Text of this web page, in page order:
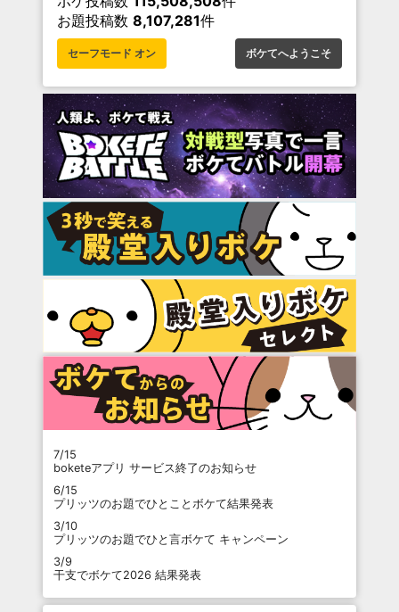
お題投稿数 8,107,281件
セーフモード オン ボケてへようこそ
7/15
boketeアプリ サービス終了のお知らせ
6/15
プリッツのお題でひとことボケて結果発表
3/10
プリッツのお題でひと言ボケて キャンペーン
3/9
干支でボケて2026 結果発表